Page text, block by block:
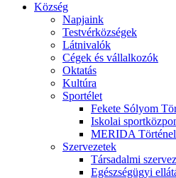
Község
Napjaink
Testvérközségek
Látnivalók
Cégek és vállalkozók
Oktatás
Kultúra
Sportélet
Fekete Sólyom
Iskolai
MERIDA
Szervezetek
Társadalmi
Egészségügyi